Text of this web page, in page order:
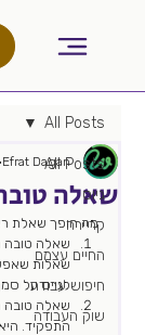
All Posts
גיוס
קריירה
החיים עצמם
חיפוש עבודה
שוק העבודה
All Posts
שאלה
Efrat Dagan
מה הופך שאלת
שאלה טובה
שאלות
לגייס על
שאלה טובה
התפקיד.